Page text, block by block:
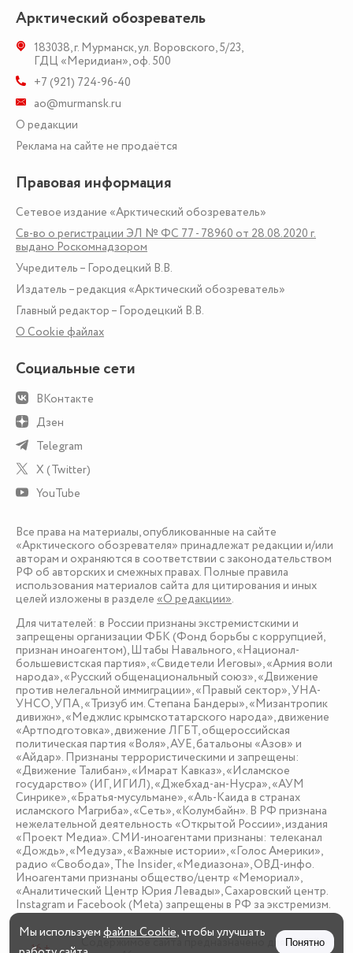
Арктический обозреватель
183038,г. Мурманск,ул. Воровского, 5/23,
ГДЦ «Меридиан», оф. 500
+7 (921) 724-96-40
ao@murmansk.ru
О редакции
Реклама на сайте не продаётся
Правовая информация
Сетевое издание «Арктический обозреватель»
Св-во о регистрации ЭЛ № ФС 77 - 78960 от 28.08.2020 г.
выдано Роскомнадзором
Учредитель – Городецкий В.В.
Издатель – редакция «Арктический обозреватель»
Главный редактор – Городецкий В.В.
О Сookie файлах
Социальные сети
ВКонтакте
Дзен
Telegram
X (Twitter)
YouTube
Все права на материалы, опубликованные на сайте
«Арктического обозревателя» принадлежат редакции и/или
авторам и охраняются в соответствии с законодательством
РФ об авторских и смежных правах. Полные правила
использования материалов сайта для цитирования и иных
целей изложены в разделе «О редакции».
Для читателей: в России признаны экстремистскими и
запрещены организации ФБК (Фонд борьбы с коррупцией,
признан иноагентом), Штабы Навального, «Национал-
большевистская партия», «Свидетели Иеговы», «Армия воли
народа», «Русский общенациональный союз», «Движение
против нелегальной иммиграции», «Правый сектор», УНА-
УНСО, УПА, «Тризуб им. Степана Бандеры», «Мизантропик
дивижн», «Меджлис крымскотатарского народа», движение
«Артподготовка», движение ЛГБТ, общероссийская
политическая партия «Воля», АУЕ, батальоны «Азов» и
«Айдар». Признаны террористическими и запрещены:
«Движение Талибан», «Имарат Кавказ», «Исламское
государство» (ИГ, ИГИЛ), «Джебхад-ан-Нусра», «АУМ
Синрике», «Братья-мусульмане», «Аль-Каида в странах
исламского Магриба», «Сеть», «Колумбайн». В РФ признана
нежелательной деятельность «Открытой России», издания
«Проект Медиа». СМИ-иноагентами признаны: телеканал
«Дождь», «Медуза», «Важные истории», «Голос Америки»,
радио «Свобода», The Insider, «Медиазона», ОВД-инфо.
Иноагентами признаны общество/центр «Мемориал»,
«Аналитический Центр Юрия Левады», Сахаровский центр.
Instagram и Facebook (Metа) запрещены в РФ за экстремизм.
16 +
Содержимое сайта предназначено для детей
Мы используемфайлы Cookie, чтобы улучшать
Понятно